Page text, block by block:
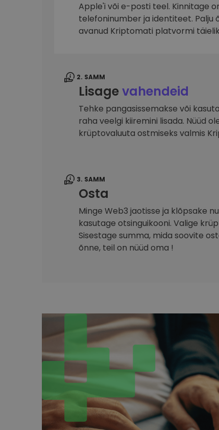
Investeeringute uuring
Leia oma krüptostrateegia
Apple'i või e-posti teel. Kinnitage
telefoninumber ja identiteet. Palju
avanud Kriptomati platvormi
2. SAMM
Lisagevahendeid
Tehke pangasissemakse või
raha veelgi kiiremini lisada. Nüüd
krüptovaluuta ostmiseks valmis
3. SAMM
Osta
Minge Web3 jaotisse ja klõpsake
kasutage otsinguikooni. Valige
Sisestage summa, mida soovite
õnne, teil on nüüd oma !